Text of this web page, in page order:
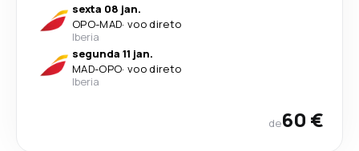
sexta 08 jan.
OPO-MAD· voo direto
Iberia
segunda 11 jan.
MAD-OPO· voo direto
Iberia
de60 €